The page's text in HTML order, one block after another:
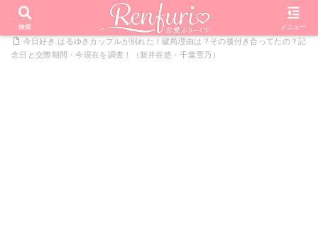
PR
ホーム 恋愛リアリティーショー
今日好きになりました
今日好き はるゆきカップルが別れた！破局理由は？その後付き合ってたの？記
念日と交際期間・今現在を調査！（新井谷悠・千葉雪乃）
検索 メニュー